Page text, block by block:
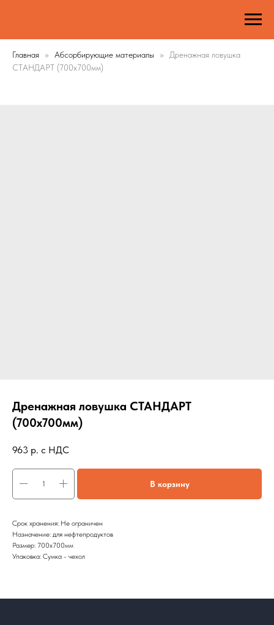
Главная Абсорбирующие материалы
Дренажная ловушка
СТАНДАРТ (700х700мм)
Дренажная ловушка СТАНДАРТ
(700х700мм)
963 р. с НДС
В корзину
Срок хранения: Не ограничен
Назначение: для нефтепродуктов
Размер: 700х700мм
Упаковка: Сумка - чехол